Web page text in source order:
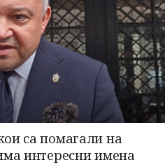
са помагали на
интересни имена